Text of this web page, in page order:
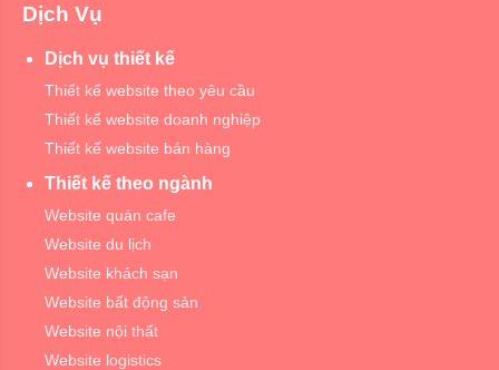
Dịch Vụ
Dịch vụ thiết kế
Thiết kế website theo yêu cầu
Thiết kế website doanh nghiệp
Thiết kế website bán hàng
Thiết kế theo ngành
Website quán cafe
Website du lịch
Website khách sạn
Website bất động sản
Website nội thất
Website logistics